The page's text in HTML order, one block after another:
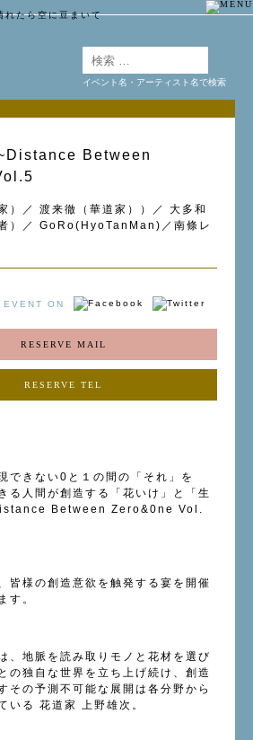
Between
）／ 渡来徹（華道家））／ 大多和
）／ GoRo(HyoTanMan)／南條レ
ON
RESERVE MAIL
RESERVE TEL
できない0と１の間の「それ」を
る人間が創造する「花いけ」と「生
Between Zero&0ne Vol.
皆様の創造意欲を触発する宴を開催
す。
、地脈を読み取りモノと花材を選び
の独自な世界を立ち上げ続け、創造
その予測不可能な展開は各分野から
いる 花道家 上野雄次。
イベント名・アーティスト名で検索